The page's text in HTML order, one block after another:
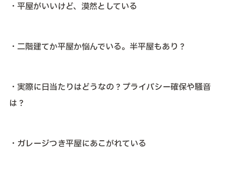
・平屋がいいけど、漠然としている
・二階建てか平屋か悩んでいる。半平屋もあり？
・実際に日当たりはどうなの？プライバシー確保や騒音
は？
・ガレージつき平屋にあこがれている